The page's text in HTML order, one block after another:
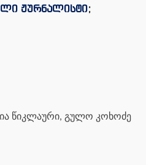
ჟურნალისტი;
წიკლაური, გულო კოხოძე